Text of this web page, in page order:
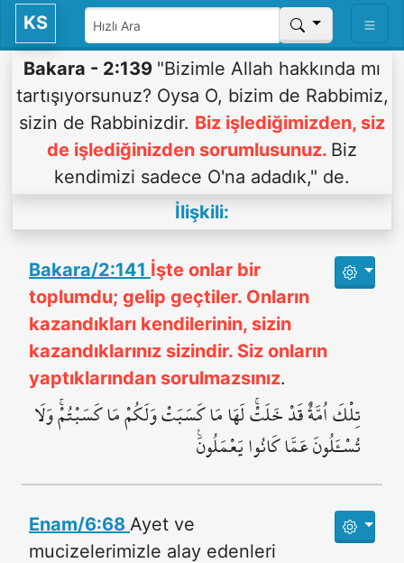
KS
Bakara - 2:139 "Bizimle Allah hakkında mı
tartışıyorsunuz? Oysa O, bizim de Rabbimiz,
sizin de Rabbinizdir. Biz işlediğimizden, siz
de işlediğinizden sorumlusunuz. Biz
kendimizi sadece O'na adadık," de.
İlişkili:
Bakara/2:141 İşte onlar bir
toplumdu; gelip geçtiler. Onların
kazandıkları kendilerinin, sizin
kazandıklarınız sizindir. Siz onların
yaptıklarından sorulmazsınız.
تِلْكَ اُمَّةٌ قَدْ خَلَتْۚ لَهَا مَا كَسَبَتْ وَلَكُمْ مَا كَسَبْتُمْۚ وَلَا
تُسْـَٔلُونَ عَمَّا كَانُوا يَعْمَلُونَ۟
Enam/6:68 Ayet ve
mucizelerimizle alay edenleri